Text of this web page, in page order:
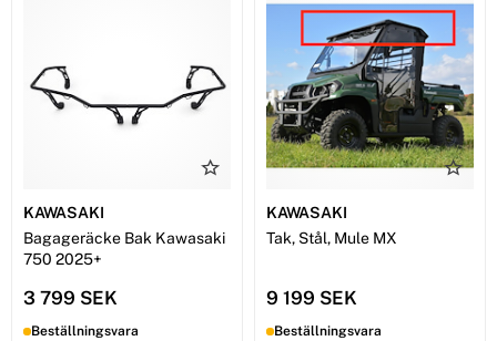
KAWASAKI
Bagageräcke Bak Kawasaki
750 2025+
3 799 SEK
Beställningsvara
KAWASAKI
Tak, Stål, Mule MX
9 199 SEK
Beställningsvara